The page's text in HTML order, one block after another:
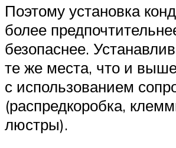
Поэтому установка
более
безопаснее.
те же места, что и
с использованием
(распредкоробка,
люстры).